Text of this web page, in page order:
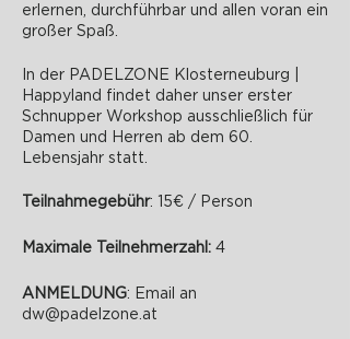
erlernen, durchführbar und allen voran ein
großer Spaß.
In der PADELZONE Klosterneuburg |
Happyland findet daher unser erster
Schnupper Workshop ausschließlich für
Damen und Herren ab dem 60.
Lebensjahr statt.
Teilnahmegebühr: 15€ / Person
Maximale Teilnehmerzahl: 4
ANMELDUNG: Email an
dw@padelzone.at